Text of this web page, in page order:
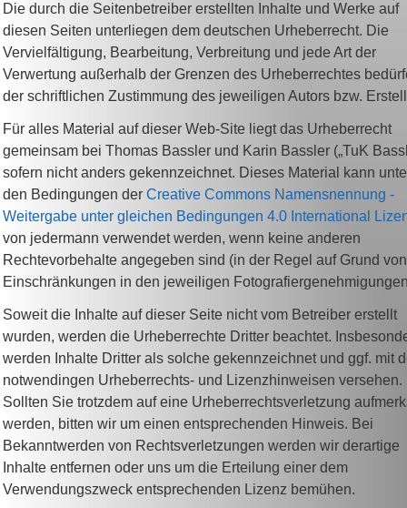
Die durch die Seitenbetreiber erstellten Inhalte und Werke auf
diesen Seiten unterliegen dem deutschen Urheberrecht. Die
Vervielfältigung, Bearbeitung, Verbreitung und jede Art der
Verwertung außerhalb der Grenzen des Urheberrechtes
der schriftlichen Zustimmung des jeweiligen Autors bzw.
Für alles Material auf dieser Web-Site liegt das Urheberrecht
gemeinsam bei Thomas Bassler und Karin Bassler („TuK
sofern nicht anders gekennzeichnet. Dieses Material kann
den Bedingungen der Creative Commons Namensnennung -
Weitergabe unter gleichen Bedingungen 4.0 International
von jedermann verwendet werden, wenn keine anderen
Rechtevorbehalte angegeben sind (in der Regel auf Grund von
Einschränkungen in den jeweiligen
Soweit die Inhalte auf dieser Seite nicht vom Betreiber erstellt
wurden, werden die Urheberrechte Dritter beachtet.
werden Inhalte Dritter als solche gekennzeichnet und ggf. mit
notwendingen Urheberrechts- und Lizenzhinweisen versehen.
Sollten Sie trotzdem auf eine Urheberrechtsverletzung
werden, bitten wir um einen entsprechenden Hinweis. Bei
Bekanntwerden von Rechtsverletzungen werden wir derartige
Inhalte entfernen oder uns um die Erteilung einer dem
Verwendungszweck entsprechenden Lizenz bemühen.